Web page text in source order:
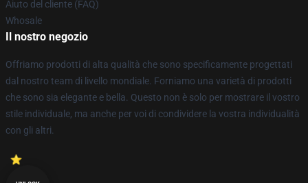
Aiuto del cliente (FAQ)
Whosale
Il nostro negozio
Offriamo prodotti di alta qualità che sono specificamente progettati
dal nostro team di livello mondiale. Forniamo una varietà di prodotti
che sono sia elegante e bella. Questo non è solo per mostrare il vostro
stile individuale, ma anche per voi di condividere la vostra individualità
con gli altri.